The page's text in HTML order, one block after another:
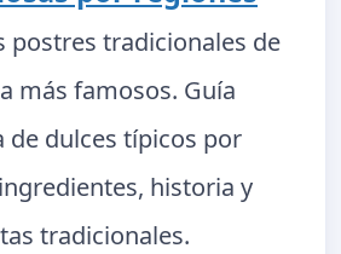
postres tradicionales de
más famosos. Guía
de dulces típicos por
historia y
tradicionales.